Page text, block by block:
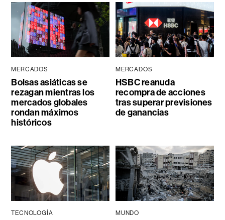
MERCADOS
Bolsas asiáticas se
rezagan mientras los
mercados globales
rondan máximos
históricos
MERCADOS
HSBC reanuda
recompra de acciones
tras superar previsiones
de ganancias
TECNOLOGÍA MUNDO